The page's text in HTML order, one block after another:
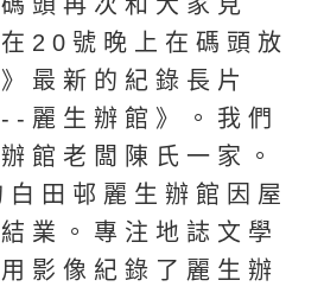
20號晚上在碼頭放
最新的紀錄長片
麗生辦館》。我們
館老闆陳氏一家。
田邨麗生辦館因屋
業。專注地誌文學
影像紀錄了麗生辦